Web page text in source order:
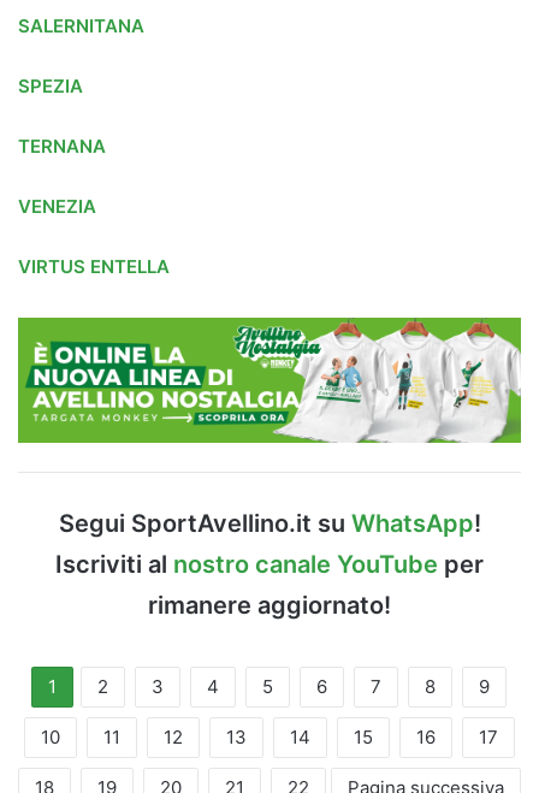
SALERNITANA
SPEZIA
TERNANA
VENEZIA
VIRTUS ENTELLA
Segui SportAvellino.it su WhatsApp!
Iscriviti al nostro canale YouTube per
rimanere aggiornato!
1 2 3 4 5 6 7 8 9
10 11 12 13 14 15 16 17
18 19 20 21 22 Pagina successiva